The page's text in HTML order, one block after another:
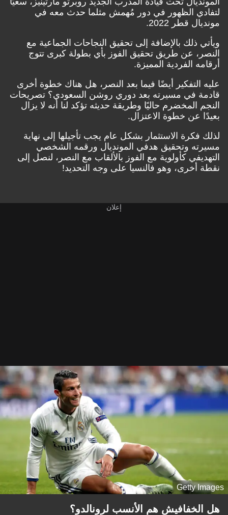
لتفادي الظهور في دور مُهمش مثلما حدث معه في
مونديال قطر 2022.
ويأتي ذلك بالإضافة إلى تحقيق النجاحات الجماعية مع
النصر، عن طريق تحقيق الفوز بأي بطولة كبرى تتوج
أرقامه الفردية المميزة.
عليه التفكير أيضًا فيما بعد النصر، هل هناك خطوة أخرى
قادمة في مسيرته بعد دوري روشن السعودي؟ تصريحات
النجم المخضرم حاليًا وطريقة حديثه تؤكد لنا أنه لا يزال
بعيدًا عن خطوة الاعتزال.
لذلك فكرة الاستثمار بشكل عام يجب تأجيلها إلى نهاية
مسيرته وتحقيق هدفي المونديال ورقمه الشخصي
التهديفي كأولوية مع الفوز بالألقاب مع النصر، لنصل إلى
نقطة أخرى، وهو فالنسيا على وجه التحديد!
Getty Images
هل الخفافيش هم الأنسب لرونالدو؟